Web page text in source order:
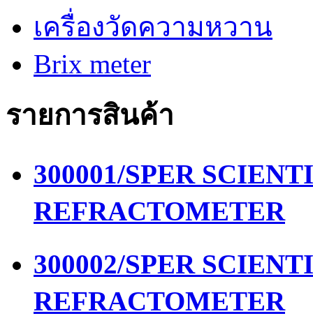
เครื่องวัดความหวาน
Brix meter
รายการสินค้า
300001/SPER
REFRACTOMETER
300002/SPER
REFRACTOMETER